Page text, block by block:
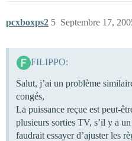
pcxboxps2 Septembre 17,
5
FILIPPO:
Salut, j’ai un problème
congés,
La puissance reçue est peut-
plusieurs sorties TV, s’il y a
faudrait essayer d’ajuster les